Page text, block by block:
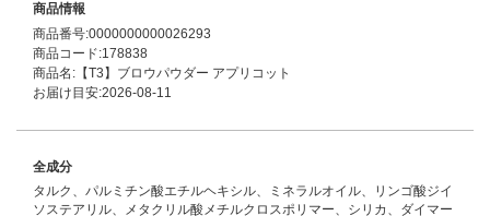
商品情報
商品番号:0000000000026293
商品コード:178838
商品名:【T3】ブロウパウダー アプリコット
お届け目安:2026-08-11
全成分
タルク、パルミチン酸エチルヘキシル、ミネラルオイル、リンゴ酸ジイ
ソステアリル、メタクリル酸メチルクロスポリマー、シリカ、ダイマー